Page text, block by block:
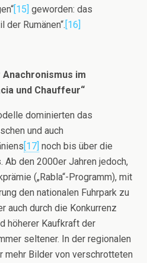
[15] geworden: das
Rumänen“.[16]
im
und Chauffeur“
dominierten das
und auch
[17] noch bis über die
Ab den 2000er Jahren jedoch,
(„Rabla“-Programm), mit
den nationalen Fuhrpark zu
auch durch die Konkurrenz
höherer Kaufkraft der
seltener. In der regionalen
mehr Bilder von verschrotteten